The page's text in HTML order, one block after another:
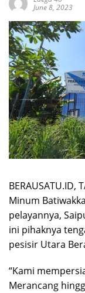
June 8, 2023
BERAUSATU.ID,
Minum
pelayannya,
ini pihaknya
pesisir Utara
“Kami
Merancang